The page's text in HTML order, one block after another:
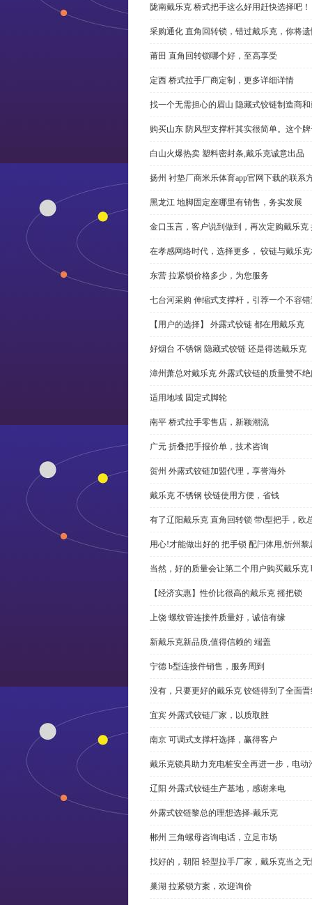
陇南戴乐克 桥式把手这么好用赶快选择吧！
采购通化 直角回转锁，错过戴乐克，你将
莆田 直角回转锁哪个好，至高享受
定西 桥式拉手厂商定制，更多详细详情
找一个无需担心的眉山 隐藏式铰链制造商
购买山东 防风型支撑杆其实很简单。这个
白山火爆热卖 塑料密封条,戴乐克诚意出品
扬州 衬垫厂商米乐体育app官网下载的联系
黑龙江 地脚固定座哪里有销售，务实发展
金口玉言，客户说到做到，再次定购戴乐克
在孝感网络时代，选择更多， 铰链与戴乐
东营 拉紧锁价格多少，为您服务
七台河采购 伸缩式支撑杆，引荐一个不容
【用户的选择】 外露式铰链 都在用戴乐克
好烟台 不锈钢 隐藏式铰链 还是得选戴乐克
漳州萧总对戴乐克 外露式铰链的质量赞不
适用地域 固定式脚轮
南平 桥式拉手零售店，新颖潮流
广元 折叠把手报价单，技术咨询
贺州 外露式铰链加盟代理，享誉海外
戴乐克 不锈钢 铰链使用方便，省钱
有了辽阳戴乐克 直角回转锁 带t型把手，欧
用心!才能做出好的 把手锁 配闩体用,忻州黎
当然，好的质量会让第二个用户购买戴乐克
【经济实惠】性价比很高的戴乐克 摇把锁
上饶 螺纹管连接件质量好，诚信有缘
新戴乐克新品质,值得信赖的 端盖
宁德 b型连接件销售，服务周到
没有，只要更好的戴乐克 铰链得到了全面
宜宾 外露式铰链厂家，以质取胜
南京 可调式支撑杆选择，赢得客户
戴乐克锁具助力充电桩安全再进一步，电动
辽阳 外露式铰链生产基地，感谢来电
外露式铰链黎总的理想选择-戴乐克
郴州 三角螺母咨询电话，立足市场
找好的，朝阳 轻型拉手厂家，戴乐克当之
巢湖 拉紧锁方案，欢迎询价